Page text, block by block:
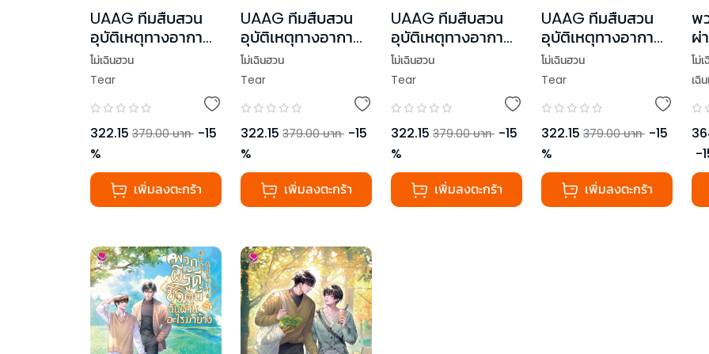
UAAG ทีมสืบสวน
อุบัติเหตุทางอากาศ
เล่ม 1
โม่เฉินฮวน
Tear
322.15 379.00 บาท -15
%
เพิ่มลงตะกร้า
UAAG ทีมสืบสวน
อุบัติเหตุทางอากาศ
เล่ม 2
โม่เฉินฮวน
Tear
322.15 379.00 บาท -15
%
เพิ่มลงตะกร้า
UAAG ทีมสืบสวน
อุบัติเหตุทางอากาศ
เล่ม 3
โม่เฉินฮวน
Tear
322.15 379.00 บาท -15
%
เพิ่มลงตะกร้า
UAAG ทีมสืบสวน
อุบัติเหตุทางอากาศ
เล่ม 4 (เล่มจบ)
โม่เฉินฮวน
Tear
322.15 379.00 บาท -15
%
เพิ่มลงตะกร้า
พ
ผ่
1
โม่
เฉิ
-